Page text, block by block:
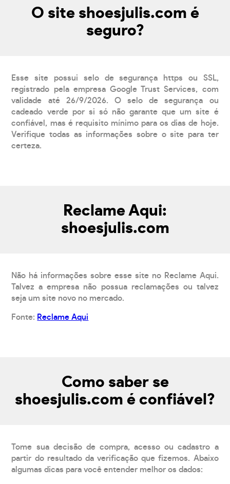
O site shoesjulis.com é
seguro?
Esse site possui selo de segurança https ou SSL,
registrado pela empresa Google Trust Services, com
validade até 26/9/2026. O selo de segurança ou
cadeado verde por si só não garante que um site é
confiável, mas é requisito mínimo para os dias de hoje.
Verifique todas as informações sobre o site para ter
certeza.
Reclame Aqui:
shoesjulis.com
Não há informações sobre esse site no Reclame Aqui.
Talvez a empresa não possua reclamações ou talvez
seja um site novo no mercado.
Fonte: Reclame Aqui
Como saber se
shoesjulis.com é confiável?
Tome sua decisão de compra, acesso ou cadastro a
partir do resultado da verificação que fizemos. Abaixo
algumas dicas para você entender melhor os dados: